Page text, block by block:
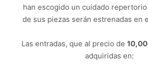
han escogido un cuidado
de sus piezas serán estrenadas en
Las entradas, que al precio de
adquiridas en: